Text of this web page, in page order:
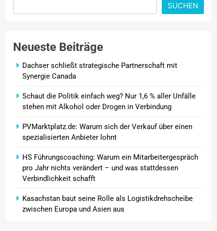
Wenn jede Minute zählt: Wie
Notfalllogistik neu denkt
SUCHEN
Neueste Beiträge
Dachser schließt strategische Partnerschaft mit
Synergie Canada
Schaut die Politik einfach weg? Nur 1,6 % aller Unfälle
stehen mit Alkohol oder Drogen in Verbindung
PVMarktplatz.de: Warum sich der Verkauf über einen
spezialisierten Anbieter lohnt
HS Führungscoaching: Warum ein Mitarbeitergespräch
pro Jahr nichts verändert – und was stattdessen
Verbindlichkeit schafft
Kasachstan baut seine Rolle als Logistikdrehscheibe
zwischen Europa und Asien aus